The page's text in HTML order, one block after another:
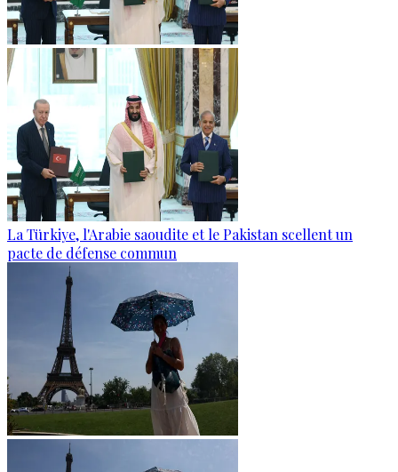
La Türkiye, l'Arabie saoudite et le Pakistan scellent un
pacte de défense commun